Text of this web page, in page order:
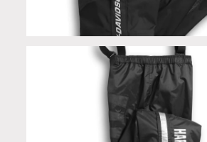
Pantalone FXRG Waterproof uomo